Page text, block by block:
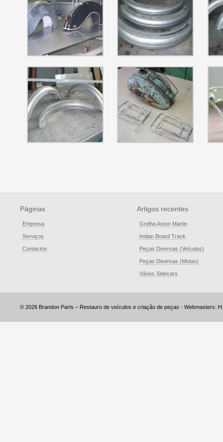
Páginas
Empresa
Serviços
Contactos
Artigos recentes
Grelha Aston Martin
Indian Board Track
Peças Diversas (Veículos)
Peças Diversas (Motas)
Vários Sidecars
© 2026 Brandon Parts – Restauro de veículos e criação de peças - Webmasters: